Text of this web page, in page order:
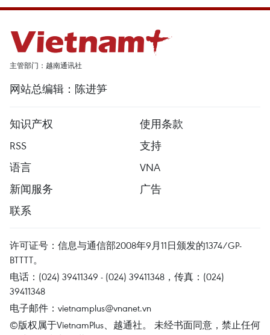
主管部门：越南通讯社
网站总编辑：陈进笋
知识产权
使用条款
RSS
支持
语言
VNA
新闻服务
广告
联系
许可证号：信息与通信部2008年9月11日颁发的1374/GP-
BTTTT。
电话：(024) 39411349 - (024) 39411348，传真：(024)
39411348
电子邮件： vietnamplus@vnanet.vn
©版权属于VietnamPlus、越通社。 未经书面同意，禁止任何